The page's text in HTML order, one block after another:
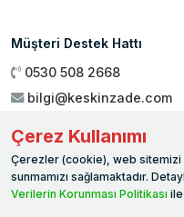
Müşteri Destek Hattı
0530 508 2668
bilgi@keskinzade.com
Genel Merkez: Yükseliş
Ballıca / SAMSUN
Çerez Kullanımı
Çerezler (cookie), web
sunmamızı sağlamaktadır.
Verilerin Korunması Politikası ile